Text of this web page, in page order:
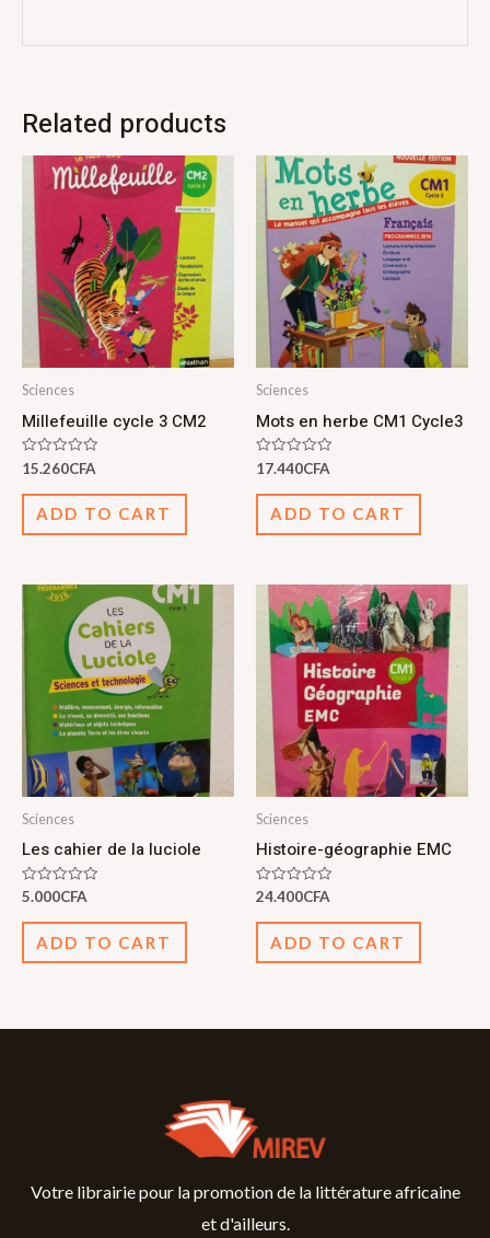
Related products
Sciences
Millefeuille cycle 3 CM2
Rated
0
out
15.260CFA
ADD TO CART
Sciences
Mots en herbe CM1 Cycle3
Rated
0
out
17.440CFA
ADD TO CART
Sciences
Les cahier de la luciole
Rated
0
out
5.000CFA
ADD TO CART
Sciences
Histoire-géographie EMC
Rated
0
out
24.400CFA
ADD TO CART
Votre librairie pour la promotion de la littérature africaine
et d'ailleurs.